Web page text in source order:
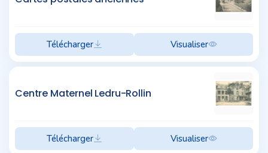
Télécharger Visualiser
Centre Maternel Ledru-Rollin
Télécharger Visualiser